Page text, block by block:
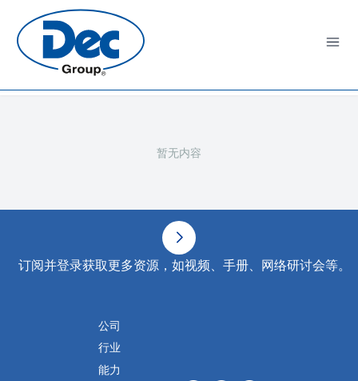
暂无内容
页脚
订阅并登录获取更多资源，如视频、手册、网络研讨会等。
公司
行业
能力